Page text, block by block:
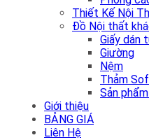
Thiết Kế Nội
Đồ Nội thất
Giấy dán
Giường
Nệm
Thảm
Sản
Giới thiệu
BẢNG GIÁ
Liên Hệ